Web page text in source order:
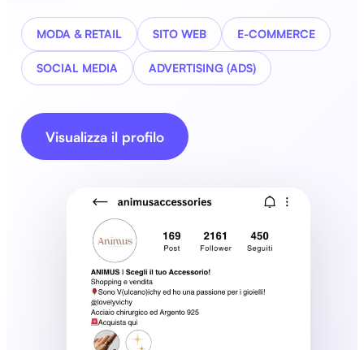
MODA & RETAIL SITO WEB E-COMMERCE
SOCIAL MEDIA ADVERTISING (ADS)
Visualizza il profilo